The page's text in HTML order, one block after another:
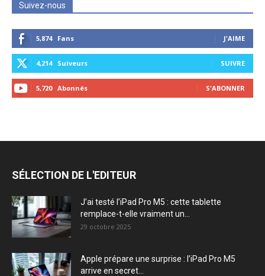
Suivez-nous
5,874 Fans J'AIME
4,214 Suiveurs SUIVRE
5,720 Abonnés S'ABONNER
SÉLECTION DE L'EDITEUR
J’ai testé l’iPad Pro M5 : cette tablette
remplace-t-elle vraiment un...
29 octobre 2025
Apple prépare une surprise : l’iPad Pro M5
arrive en secret...